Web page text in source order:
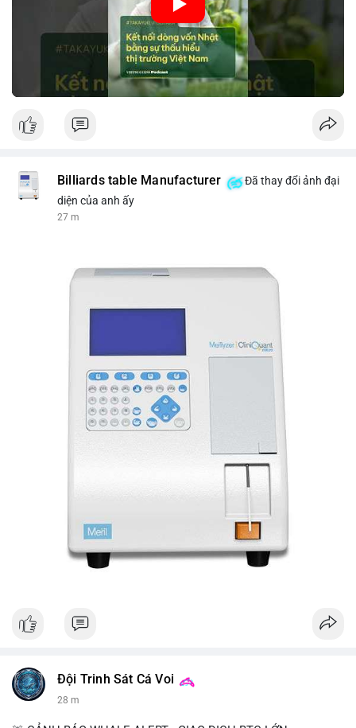
nhập khẩu từ Nhật Bản. Bài cũng nhấn mạnh vai trò của thông
tin thị trường chính xác trong việc giảm rủi ro khi kết nối các
thị trường khác nhau.
🎥 Xem video trực tiếp tại:
Billiards table Manufacturer
Đã thay đổi ảnh đại
diện của anh ấy
27 m
Đội Trinh Sát Cá Voi
28 m